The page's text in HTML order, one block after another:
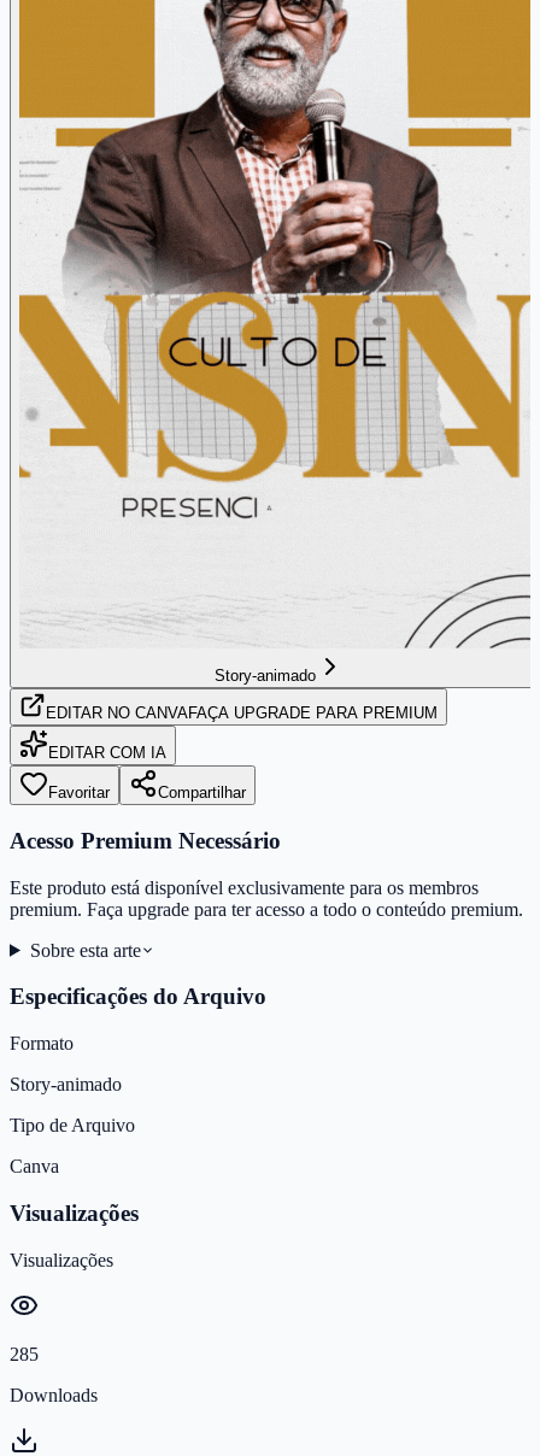
Story-animado
EDITAR NO CANVAFAÇA UPGRADE PARA PREMIUM
EDITAR COM IA
Favoritar Compartilhar
Acesso Premium Necessário
Este produto está disponível exclusivamente para os membros
premium. Faça upgrade para ter acesso a todo o conteúdo premium.
Sobre esta arte
Especificações do Arquivo
Formato
Story-animado
Tipo de Arquivo
Canva
Visualizações
Visualizações
285
Downloads